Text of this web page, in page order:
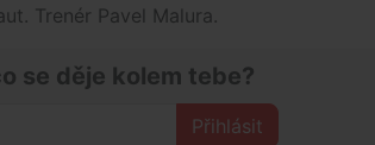
Trenér Pavel Malura.
se děje kolem tebe?
Přihlásit